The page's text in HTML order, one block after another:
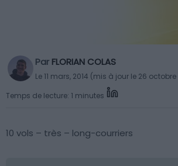
Par FLORIAN COLAS
Le 11 mars, 2014 (mis à jour le 26
Temps de lecture: 1 minutes
10 vols – très – long-courriers